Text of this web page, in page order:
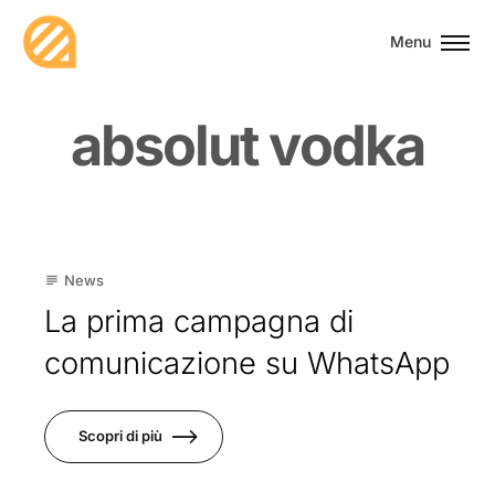
Menu
absolutvodka
02
subject News
La prima campagna di
comunicazione su WhatsApp
Scopri di più